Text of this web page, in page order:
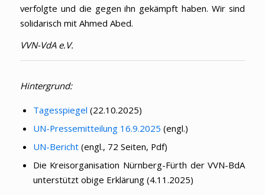
verfolgte und die gegen ihn gekämpft haben. Wir sind
solidarisch mit Ahmed Abed.
VVN-VdA e.V.
Hintergrund:
Tagesspiegel (22.10.2025)
UN-Pressemitteilung 16.9.2025 (engl.)
UN-Bericht(engl., 72 Seiten, Pdf)
Die Kreisorganisation Nürnberg-Fürth der VVN-BdA
unterstützt obige Erklärung (4.11.2025)